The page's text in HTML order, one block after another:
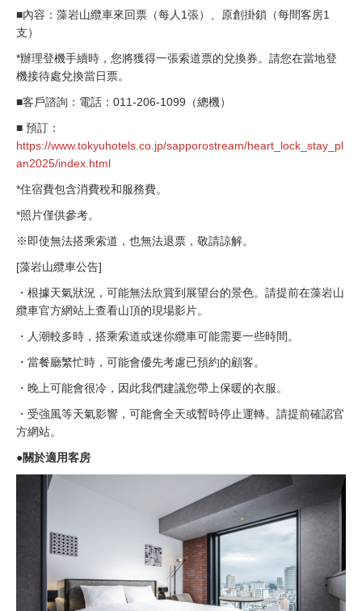
■內容：藻岩山纜車來回票（每人1張）、原創掛鎖（每間客房1
支）
*辦理登機手續時，您將獲得一張索道票的兌換券。請您在當地登
機接待處兌換當日票。
■客戶諮詢：電話：011-206-1099（總機）
■ 預訂：
https://www.tokyuhotels.co.jp/sapporostream/heart_lock_stay_pl
an2025/index.html
*住宿費包含消費稅和服務費。
*照片僅供參考。
※即使無法搭乘索道，也無法退票，敬請諒解。
[藻岩山纜車公告]
・根據天氣狀況，可能無法欣賞到展望台的景色。請提前在藻岩山
纜車官方網站上查看山頂的現場影片。
・人潮較多時，搭乘索道或迷你纜車可能需要一些時間。
・當餐廳繁忙時，可能會優先考慮已預約的顧客。
・晚上可能會很冷，因此我們建議您帶上保暖的衣服。
・受強風等天氣影響，可能會全天或暫時停止運轉。請提前確認官
方網站。
●關於適用客房